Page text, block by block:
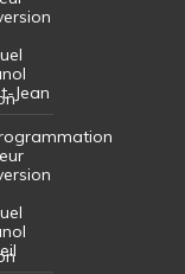
Jean